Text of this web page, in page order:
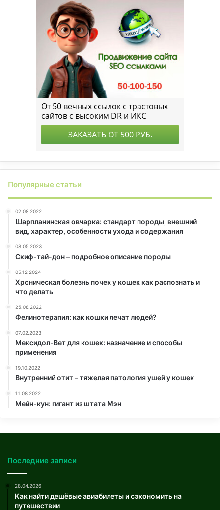
Популярные статьи
02.08.2022
Шарпланинская овчарка: стандарт породы, внешний
вид, характер, особенности ухода и содержания
08.05.2023
Скиф-тай-дон – подробное описание породы
05.12.2024
Хроническая болезнь почек у кошек как распознать и
что делать
25.08.2022
Фелинотерапия: как кошки лечат людей?
07.02.2023
Мексидол-Вет для кошек: назначение и способы
применения
19.10.2022
Внутренний отит – тяжелая патология ушей у кошек
11.08.2022
Мейн-кун: гигант из штата Мэн
Последние записи
28.04.2026
Как найти дешёвые авиабилеты и сэкономить на
путешествии